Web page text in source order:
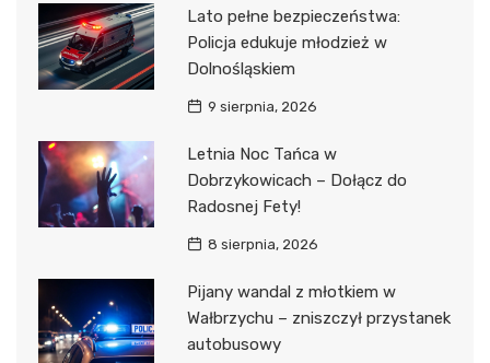
Lato pełne bezpieczeństwa:
Policja edukuje młodzież w
Dolnośląskiem
9 sierpnia, 2026
Letnia Noc Tańca w
Dobrzykowicach – Dołącz do
Radosnej Fety!
8 sierpnia, 2026
Pijany wandal z młotkiem w
Wałbrzychu – zniszczył przystanek
autobusowy